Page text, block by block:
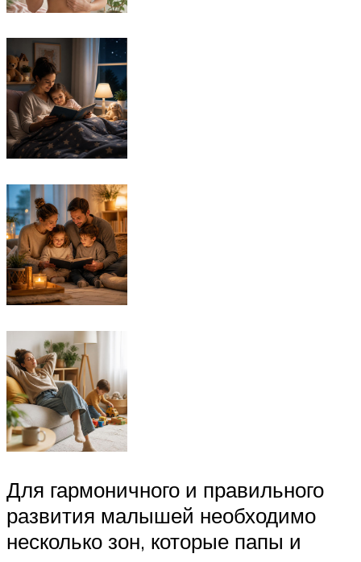
Для гармоничного и правильного
развития малышей необходимо
несколько зон, которые папы и